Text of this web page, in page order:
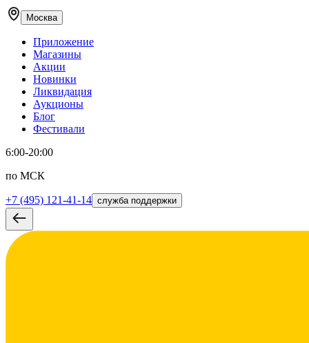
Москва
Приложение
Магазины
Акции
Новинки
Ликвидация
Аукционы
Блог
Фестивали
6:00-20:00
по МСК
+7 (495) 121-41-14 служба поддержки